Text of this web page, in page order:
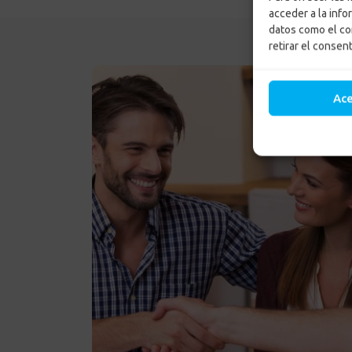
acceder a la
datos como el
retirar el